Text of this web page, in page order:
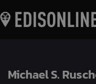
Michael S.